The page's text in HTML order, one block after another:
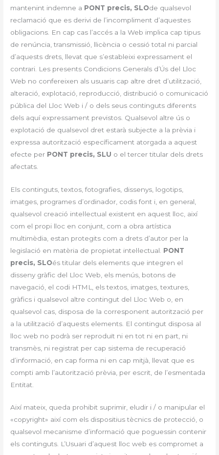
mantenint indemne a PONT precis, SLOde qualsevol
reclamació que es derivi de l’incompliment d’aquestes
obligacions. En cap cas l’accés a la Web implica cap tipus
de renúncia, transmissió, llicència o cessió total ni parcial
d’aquests drets, llevat que s’estableixi expressament el
contrari. Les presents Condicions Generals d’Ús del Lloc
Web no confereixen als usuaris cap altre dret d’utilització,
alteració, explotació, reproducció, distribució o comunicació
pública del Lloc Web i / o dels seus continguts diferents
dels aquí expressament previstos. Qualsevol altre ús o
explotació de qualsevol dret estarà subjecte a la prèvia i
expressa autorització específicament atorgada a aquest
efecte per PONT precis, SLU o el tercer titular dels drets
afectats.
Els continguts, textos, fotografies, dissenys, logotips,
imatges, programes d’ordinador, codis font i, en general,
qualsevol creació intel·lectual existent en aquest lloc, així
com el propi lloc en conjunt, com a obra artística
multimèdia, estan protegits com a drets d’autor per la
legislació en matèria de propietat intel·lectual. PONT
precis, SLOés titular dels elements que integren el
disseny gràfic del Lloc Web, els menús, botons de
navegació, el codi HTML, els textos, imatges, textures,
gràfics i qualsevol altre contingut del Lloc Web o, en
qualsevol cas, disposa de la corresponent autorització per
a la utilització d’aquests elements. El contingut disposa al
lloc web no podrà ser reproduït ni en tot ni en part, ni
transmès, ni registrat per cap sistema de recuperació
d’informació, en cap forma ni en cap mitjà, llevat que es
compti amb l’autorització prèvia, per escrit, de l’esmentada
Entitat.
Així mateix, queda prohibit suprimir, eludir i / o manipular el
«copyright» així com els dispositius tècnics de protecció, o
qualsevol mecanisme d’informació que poguessin contenir
els continguts. L’Usuari d’aquest lloc web es compromet a